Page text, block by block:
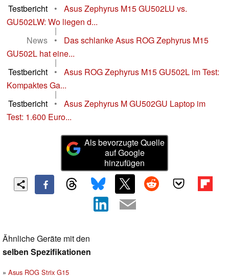
Testbericht
•
Asus Zephyrus M15 GU502LU vs.
GU502LW: Wo liegen d...
|
News
•
Das schlanke Asus ROG Zephyrus M15
GU502L hat eine...
|
Testbericht
•
Asus ROG Zephyrus M15 GU502L im Test:
Kompaktes Ga...
|
Testbericht
•
Asus Zephyrus M GU502GU Laptop im
Test: 1.600 Euro...
Als bevorzugte Quelle
auf Google
hinzufügen
Ähnliche Geräte mit den
selben Spezifikationen
Asus ROG Strix G15